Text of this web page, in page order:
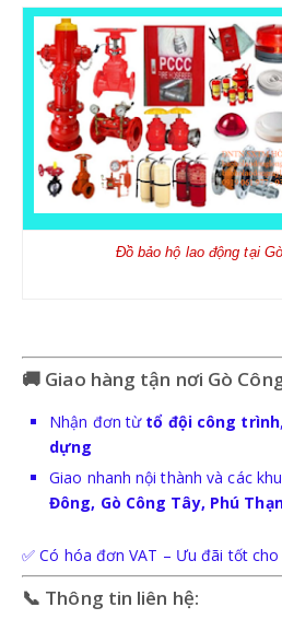
Đồ bảo hộ lao động tại
🚚 Giao hàng tận nơi Gò
Nhận đơn từ tổ đội công trình,
dựng
Giao nhanh nội thành và các
Đông, Gò Công Tây, Phú
✅ Có hóa đơn VAT – Ưu đãi tốt
📞 Thông tin liên hệ: